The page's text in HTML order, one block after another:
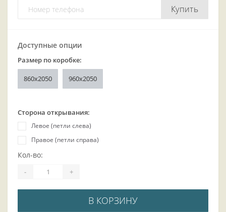
Купить
Доступные опции
Размер по коробке:
860х2050 960x2050
Сторона открывания:
Левое (петли слева)
Правое (петли справа)
Кол-во:
- +
В КОРЗИНУ